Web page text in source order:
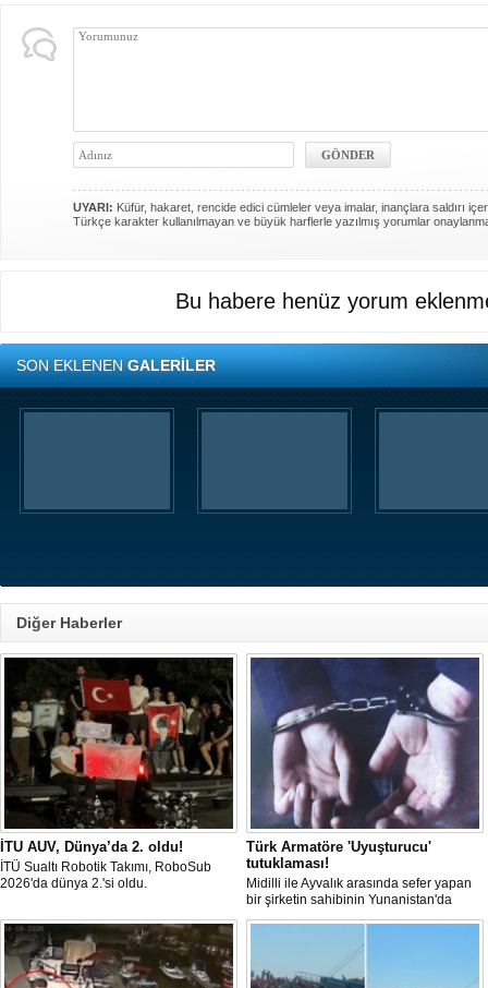
UYARI: Küfür, hakaret, rencide edici cümleler veya imalar, inançlara saldırı
Türkçe karakter kullanılmayan ve büyük harflerle yazılmış yorumlar
Bu habere henüz yorum
SON EKLENENGALERİLER
Diğer Haberler
İTU AUV, Dünya’da 2. oldu!
İTÜ Sualtı Robotik Takımı, RoboSub
2026'da dünya 2.'si oldu.
Türk Armatöre 'Uyuşturucu'
tutuklaması!
Midilli ile Ayvalık arasında sefer yapan
bir şirketin sahibinin Yunanistan'da
tutuklandığı bildirildi.